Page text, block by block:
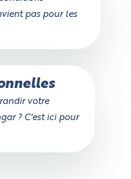
pas pour les
votre
? C'est ici pour